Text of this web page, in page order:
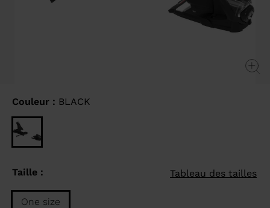
Couleur : BLACK
Taille : Tableau des tailles
One size